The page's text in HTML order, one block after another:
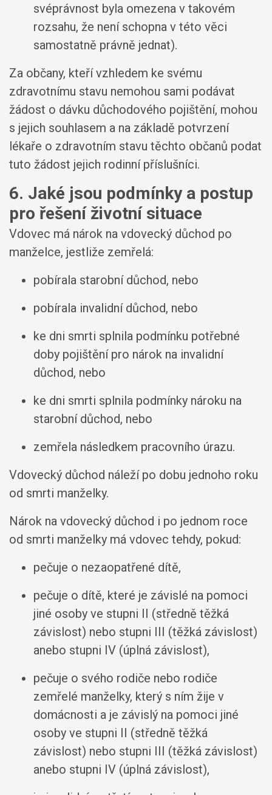
svéprávnost byla omezena v takovém
rozsahu, že není schopna v této věci
samostatně právně jednat).
Za občany, kteří vzhledem ke svému
zdravotnímu stavu nemohou sami podávat
žádost o dávku důchodového pojištění, mohou
s jejich souhlasem a na základě potvrzení
lékaře o zdravotním stavu těchto občanů podat
tuto žádost jejich rodinní příslušníci.
6. Jaké jsou podmínky a postup
pro řešení životní situace
Vdovec má nárok na vdovecký důchod po
manželce, jestliže zemřelá:
pobírala starobní důchod, nebo
pobírala invalidní důchod, nebo
ke dni smrti splnila podmínku potřebné
doby pojištění pro nárok na invalidní
důchod, nebo
ke dni smrti splnila podmínky nároku na
starobní důchod, nebo
zemřela následkem pracovního úrazu.
Vdovecký důchod náleží po dobu jednoho roku
od smrti manželky.
Nárok na vdovecký důchod i po jednom roce
od smrti manželky má vdovec tehdy, pokud:
pečuje o nezaopatřené dítě,
pečuje o dítě, které je závislé na pomoci
jiné osoby ve stupni II (středně těžká
závislost) nebo stupni III (těžká závislost)
anebo stupni IV (úplná závislost),
pečuje o svého rodiče nebo rodiče
zemřelé manželky, který s ním žije v
domácnosti a je závislý na pomoci jiné
osoby ve stupni II (středně těžká
závislost) nebo stupni III (těžká závislost)
anebo stupni IV (úplná závislost),